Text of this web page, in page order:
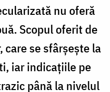
nu oferă
Scopul oferit de
care se sfârșește la
iar indicaţiile pe
până la nivelul